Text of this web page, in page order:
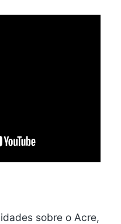
sobre o Acre,